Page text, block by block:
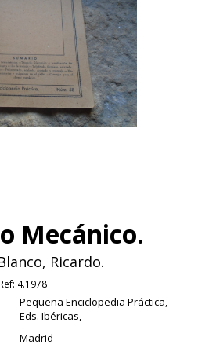
Mecánico.
Ricardo.
Ref: 4.1978
Pequeña Enciclopedia Práctica,
Eds. Ibéricas,
Madrid